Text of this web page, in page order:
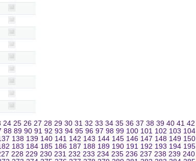
24 25 26 27 28 29 30 31 32 33 34 35 36 37 38 39 40 41 42
88 89 90 91 92 93 94 95 96 97 98 99 100 101 102 103 104
138 139 140 141 142 143 144 145 146 147 148 149 150
183 184 185 186 187 188 189 190 191 192 193 194 195
228 229 230 231 232 233 234 235 236 237 238 239 240